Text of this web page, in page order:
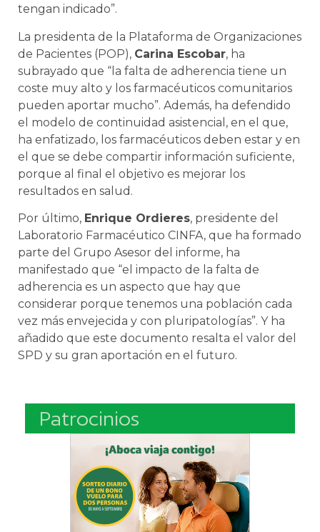
tengan indicado”.
La presidenta de la Plataforma de Organizaciones
de Pacientes (POP), Carina Escobar, ha
subrayado que “la falta de adherencia tiene un
coste muy alto y los farmacéuticos comunitarios
pueden aportar mucho”. Además, ha defendido
el modelo de continuidad asistencial, en el que,
ha enfatizado, los farmacéuticos deben estar y en
el que se debe compartir información suficiente,
porque al final el objetivo es mejorar los
resultados en salud.
Por último, Enrique Ordieres, presidente del
Laboratorio Farmacéutico CINFA, que ha formado
parte del Grupo Asesor del informe, ha
manifestado que “el impacto de la falta de
adherencia es un aspecto que hay que
considerar porque tenemos una población cada
vez más envejecida y con pluripatologías”. Y ha
añadido que este documento resalta el valor del
SPD y su gran aportación en el futuro.
Patrocinios